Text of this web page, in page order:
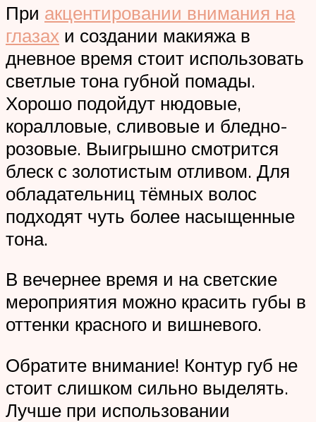
При акцентировании внимания на
глазах и создании макияжа в
дневное время стоит использовать
светлые тона губной помады.
Хорошо подойдут нюдовые,
коралловые, сливовые и бледно-
розовые. Выигрышно смотрится
блеск с золотистым отливом. Для
обладательниц тёмных волос
подходят чуть более насыщенные
тона.
В вечернее время и на светские
мероприятия можно красить губы в
оттенки красного и вишневого.
Обратите внимание! Контур губ не
стоит слишком сильно выделять.
Лучше при использовании